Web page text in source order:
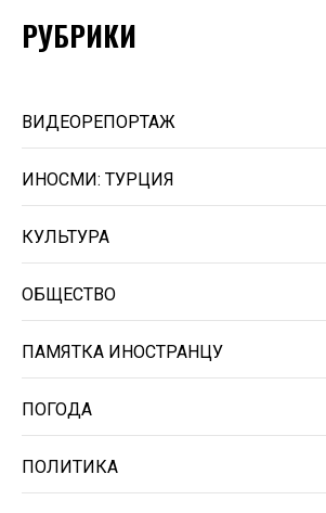
РУБРИКИ
ВИДЕОРЕПОРТАЖ
ИНОСМИ: ТУРЦИЯ
КУЛЬТУРА
ОБЩЕСТВО
ПАМЯТКА ИНОСТРАНЦУ
ПОГОДА
ПОЛИТИКА